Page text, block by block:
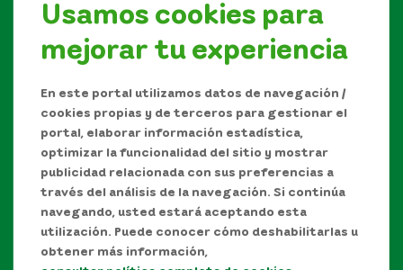
Usamos cookies para
mejorar tu experiencia
En este portal utilizamos datos de navegación /
cookies propias y de terceros para gestionar el
portal, elaborar información estadística,
optimizar la funcionalidad del sitio y mostrar
publicidad relacionada con sus preferencias a
través del análisis de la navegación. Si continúa
navegando, usted estará aceptando esta
utilización. Puede conocer cómo deshabilitarlas u
obtener más información,
Síguenos en